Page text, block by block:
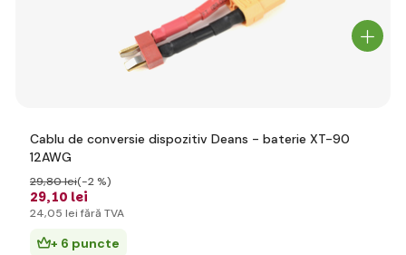
Cablu de conversie dispozitiv Deans - baterie XT-90
12AWG
29,10 lei
29,80 lei(-2 %)
24,05 lei fără TVA
+ 6 puncte